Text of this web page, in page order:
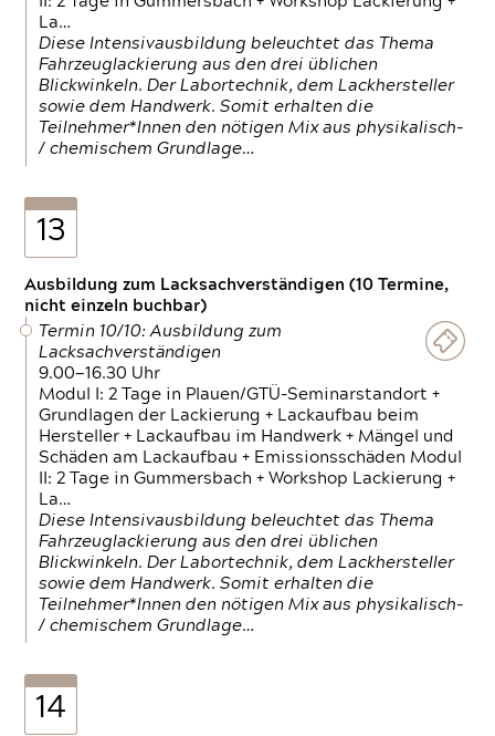
La…
Diese Intensivausbildung beleuchtet das Thema
Fahrzeuglackierung aus den drei üblichen
Blickwinkeln. Der Labortechnik, dem Lackhersteller
sowie dem Handwerk. Somit erhalten die
Teilnehmer*Innen den nötigen Mix aus physikalisch-
/ chemischem Grundlage…
13
Ausbildung zum Lacksachverständigen (10 Termine,
nicht einzeln buchbar)
Termin 10/10: Ausbildung zum
Lacksachverständigen
9.00—16.30 Uhr
Modul I: 2 Tage in Plauen/GTÜ-Seminarstandort +
Grundlagen der Lackierung + Lackaufbau beim
Hersteller + Lackaufbau im Handwerk + Mängel und
Schäden am Lackaufbau + Emissionsschäden Modul
II: 2 Tage in Gummersbach + Workshop Lackierung +
La…
Diese Intensivausbildung beleuchtet das Thema
Fahrzeuglackierung aus den drei üblichen
Blickwinkeln. Der Labortechnik, dem Lackhersteller
sowie dem Handwerk. Somit erhalten die
Teilnehmer*Innen den nötigen Mix aus physikalisch-
/ chemischem Grundlage…
14